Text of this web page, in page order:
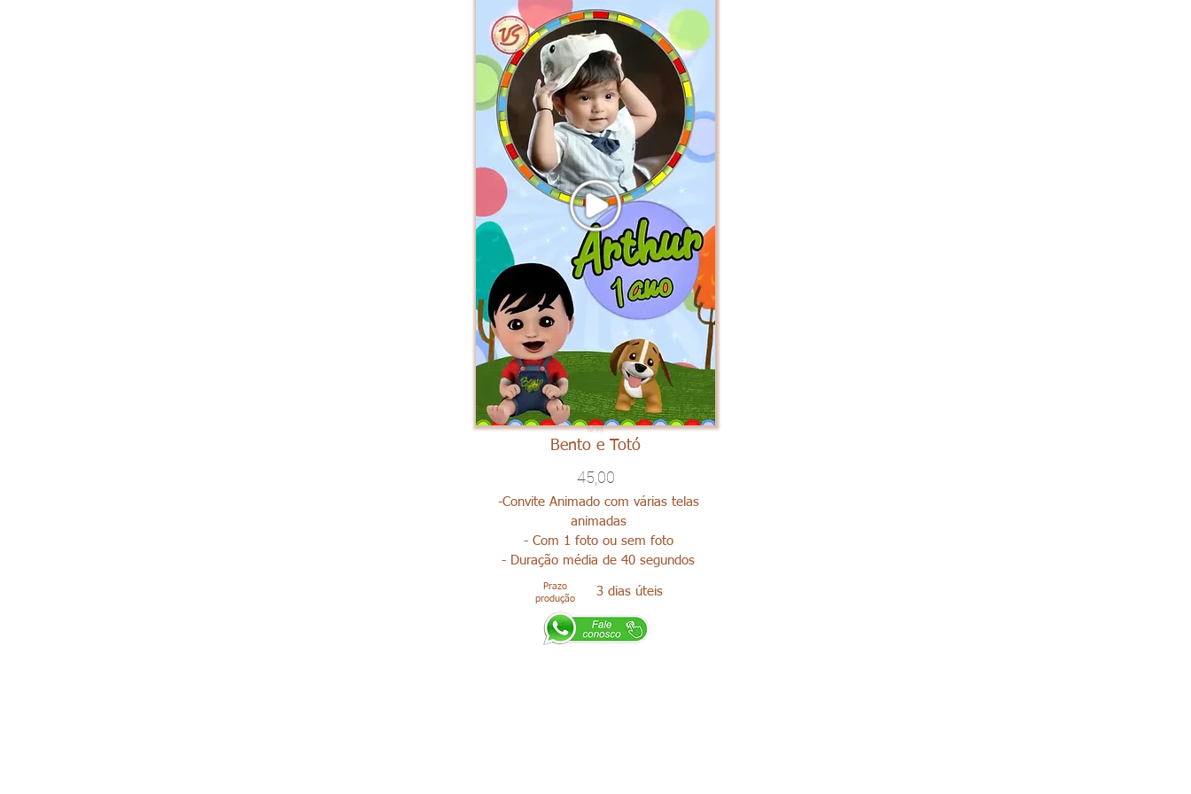
Bento e Totó
45,00
-Convite Animado com várias telas
animadas
- Com 1 foto ou sem foto
- Duração média de 40 segundos
Prazo
produção
3 dias úteis